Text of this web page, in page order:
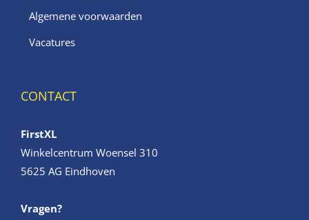
Algemene voorwaarden
Vacatures
CONTACT
FirstXL
Winkelcentrum Woensel 310
5625 AG Eindhoven
Vragen?